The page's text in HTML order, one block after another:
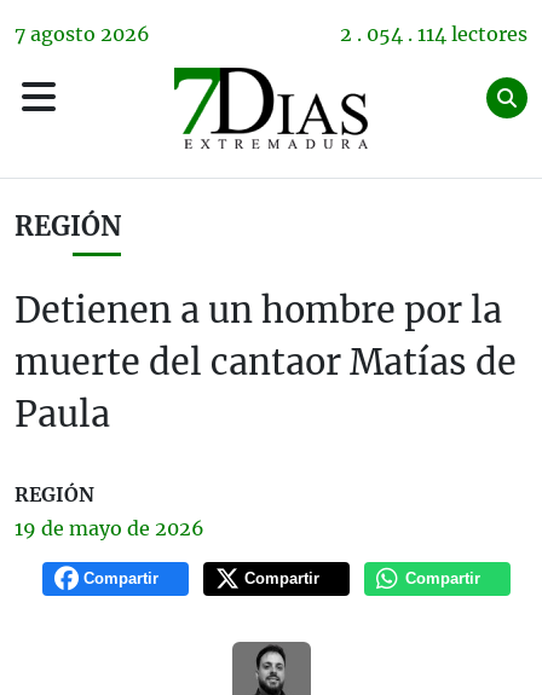
7 agosto 2026 2 . 054 . 114 lectores
REGIÓN
Detienen a un hombre por la
muerte del cantaor Matías de
Paula
REGIÓN
19 de mayo de 2026
Compartir Compartir Compartir